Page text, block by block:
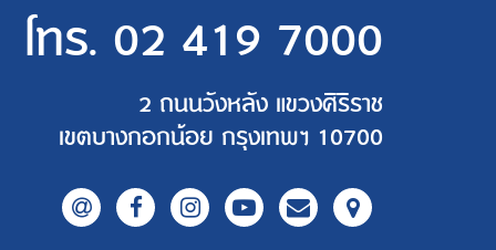
โทร. 02 419 7000
2 ถนนวังหลัง แขวงศิริราช
เขตบางกอกน้อย กรุงเทพฯ 10700